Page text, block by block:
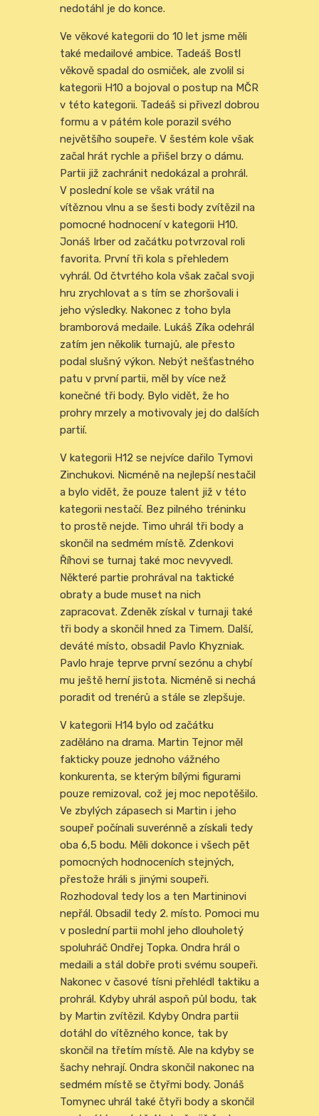
nedotáhl je do konce.
Ve věkové kategorii do 10 let jsme měli
také medailové ambice. Tadeáš Bostl
věkově spadal do osmiček, ale zvolil si
kategorii H10 a bojoval o postup na MČR
v této kategorii. Tadeáš si přivezl dobrou
formu a v pátém kole porazil svého
největšího soupeře. V šestém kole však
začal hrát rychle a přišel brzy o dámu.
Partii již zachránit nedokázal a prohrál.
V poslední kole se však vrátil na
vítěznou vlnu a se šesti body zvítězil na
pomocné hodnocení v kategorii H10.
Jonáš Irber od začátku potvrzoval roli
favorita. První tři kola s přehledem
vyhrál. Od čtvrtého kola však začal svoji
hru zrychlovat a s tím se zhoršovali i
jeho výsledky. Nakonec z toho byla
bramborová medaile. Lukáš Zíka odehrál
zatím jen několik turnajů, ale přesto
podal slušný výkon. Nebýt nešťastného
patu v první partii, měl by více než
konečné tři body. Bylo vidět, že ho
prohry mrzely a motivovaly jej do dalších
partií.
V kategorii H12 se nejvíce dařilo Tymovi
Zinchukovi. Nicméně na nejlepší nestačil
a bylo vidět, že pouze talent již v této
kategorii nestačí. Bez pilného tréninku
to prostě nejde. Timo uhrál tři body a
skončil na sedmém místě. Zdenkovi
Říhovi se turnaj také moc nevyvedl.
Některé partie prohrával na taktické
obraty a bude muset na nich
zapracovat. Zdeněk získal v turnaji také
tři body a skončil hned za Timem. Další,
deváté místo, obsadil Pavlo Khyzniak.
Pavlo hraje teprve první sezónu a chybí
mu ještě herní jistota. Nicméně si nechá
poradit od trenérů a stále se zlepšuje.
V kategorii H14 bylo od začátku
zaděláno na drama. Martin Tejnor měl
fakticky pouze jednoho vážného
konkurenta, se kterým bílými figurami
pouze remizoval, což jej moc nepotěšilo.
Ve zbylých zápasech si Martin i jeho
soupeř počínali suverénně a získali tedy
oba 6,5 bodu. Měli dokonce i všech pět
pomocných hodnoceních stejných,
přestože hráli s jinými soupeři.
Rozhodoval tedy los a ten Martininovi
nepřál. Obsadil tedy 2. místo. Pomoci mu
v poslední partii mohl jeho dlouholetý
spoluhráč Ondřej Topka. Ondra hrál o
medaili a stál dobře proti svému soupeři.
Nakonec v časové tísni přehlédl taktiku a
prohrál. Kdyby uhrál aspoň půl bodu, tak
by Martin zvítězil. Kdyby Ondra partii
dotáhl do vítězného konce, tak by
skončil na třetím místě. Ale na kdyby se
šachy nehrají. Ondra skončil nakonec na
sedmém místě se čtyřmi body. Jonáš
Tomynec uhrál také čtyři body a skončil